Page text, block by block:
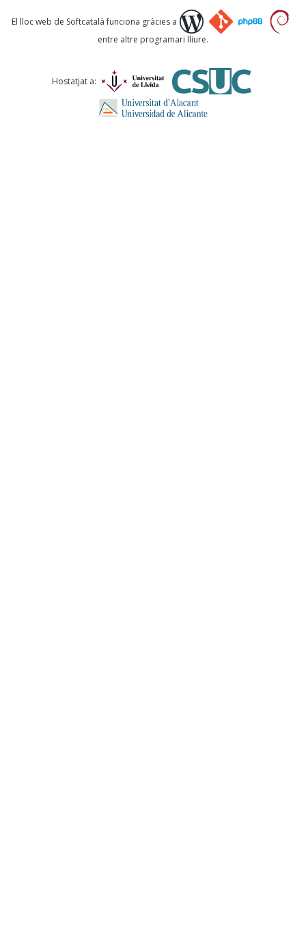
Què proposeu?
Comentari *
El lloc web de Softcatalà funciona gràcies a
entre altre programari lliure.
Hostatjat a: